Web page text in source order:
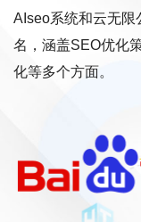
AIseo系统和云无限
名，涵盖SEO优化
化等多个方面。